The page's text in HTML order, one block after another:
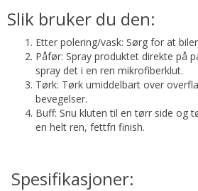
Slik bruker du den:
Etter polering/vask: Sørg for at
Påfør: Spray produktet direkte på
spray det i en ren mikrofiberklut.
Tørk: Tørk umiddelbart over
bevegelser.
Buff: Snu kluten til en tørr side og
en helt ren, fettfri finish.
Spesifikasjoner: